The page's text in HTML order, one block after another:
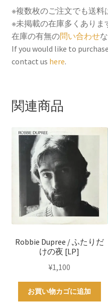
c
e
b
o
o
i
t
t
e
r
a
i
l
n
t
e
r
n
e
※複数枚のご注文でも送料
※未掲載の在庫多くありま
在庫の有無の問い合わせ
If you would like to
contact us here.
関連商品
Robbie Dupree / ふたりだ
けの夜 [LP]
¥1,100
お買い物カゴに追加